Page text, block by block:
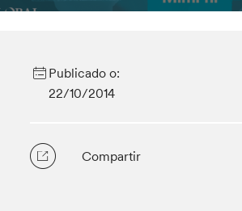
Publicado o:
22/10/2014
Compartir